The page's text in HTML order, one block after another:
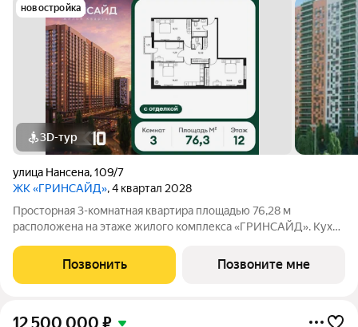
новостройка
3D-тур
улица Нансена,109/7
ЖК «ГРИНСАЙД», 4 квартал 2028
Просторная 3-комнатная квартира площадью 76,28 м
расположена на этаже жилого комплекса «ГРИНСАЙД». Кухня
ужинов. Светлые жилые комнаты общей площадью
15,85/9,48/12,72 м обеспечивают комфортное
Позвонить Позвоните мне
12 500 000 ₽